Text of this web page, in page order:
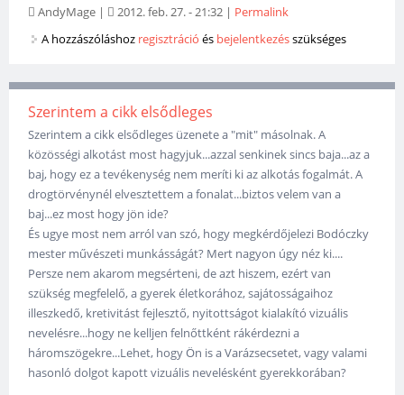
AndyMage | 2012. feb. 27. - 21:32 | Permalink
A hozzászóláshoz regisztráció és bejelentkezésszükséges
Szerintem a cikk elsődleges
Szerintem a cikk elsődleges üzenete a "mit" másolnak. A
közösségi alkotást most hagyjuk...azzal senkinek sincs baja...az a
baj, hogy ez a tevékenység nem meríti ki az alkotás fogalmát. A
drogtörvénynél elvesztettem a fonalat...biztos velem van a
baj...ez most hogy jön ide?
És ugye most nem arról van szó, hogy megkérdőjelezi Bodóczky
mester művészeti munkásságát? Mert nagyon úgy néz ki....
Persze nem akarom megsérteni, de azt hiszem, ezért van
szükség megfelelő, a gyerek életkorához, sajátosságaihoz
illeszkedő, kretivitást fejlesztő, nyitottságot kialakító vizuális
nevelésre...hogy ne kelljen felnőttként rákérdezni a
háromszögekre...Lehet, hogy Ön is a Varázsecsetet, vagy valami
hasonló dolgot kapott vizuális nevelésként gyerekkorában?